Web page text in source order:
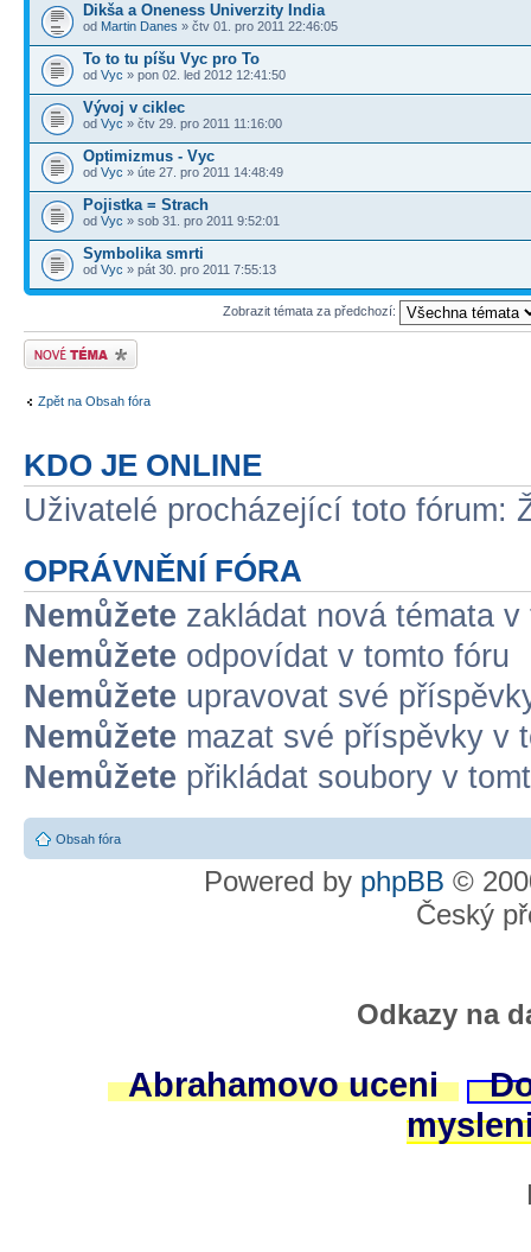
Dikša a Oneness Univerzity India
od Martin Danes » čtv 01. pro 2011 22:46:05
To to tu píšu Vyc pro To
od Vyc » pon 02. led 2012 12:41:50
Vývoj v ciklec
od Vyc » čtv 29. pro 2011 11:16:00
Optimizmus - Vyc
od Vyc » úte 27. pro 2011 14:48:49
Pojistka = Strach
od Vyc » sob 31. pro 2011 9:52:01
Symbolika smrti
od Vyc » pát 30. pro 2011 7:55:13
Zobrazit témata za předchozí:
Odeslat nové téma
Zpět na Obsah fóra
KDO JE ONLINE
Uživatelé procházející toto fórum:
OPRÁVNĚNÍ FÓRA
Nemůžete zakládat nová témata v
Nemůžete odpovídat v tomto fóru
Nemůžete upravovat své
Nemůžete mazat své příspěvky v
Nemůžete přikládat soubory v
Obsah fóra
Powered by phpBB ©
Český
Odkazy na
Abrahamovo uceni